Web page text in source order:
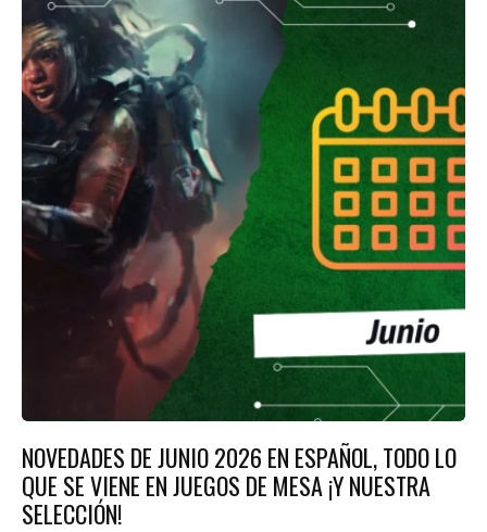
NOVEDADES DE JUNIO 2026 EN ESPAÑOL, TODO LO
QUE SE VIENE EN JUEGOS DE MESA ¡Y NUESTRA
SELECCIÓN!